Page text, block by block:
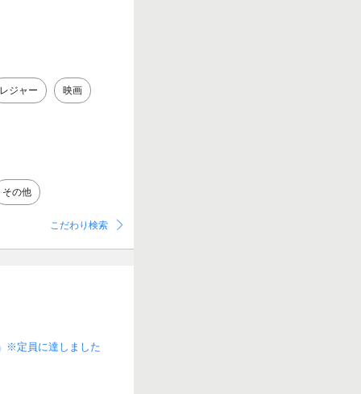
レジャー 映画
その他
こだわり検索
※定員に達しました